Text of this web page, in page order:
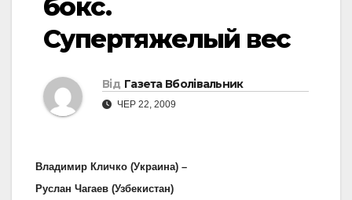
бокс.
Супертяжелый вес
Від Газета Вболівальник
ЧЕР 22, 2009
Владимир Кличко (Украина) –
Руслан Чагаев (Узбекистан)